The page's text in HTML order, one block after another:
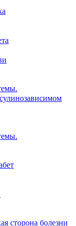
сторона болезни